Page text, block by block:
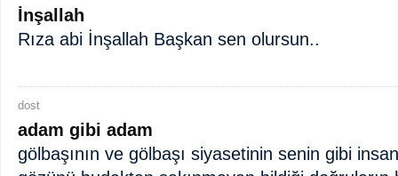
İnşallah
Rıza abi İnşallah Başkan sen olursun..
dost
adam gibi adam
gölbaşının ve gölbaşı siyasetinin senin gibi